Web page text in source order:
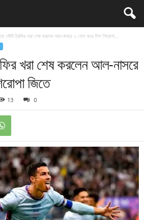
সৌদি ট্রফির খরা শেষ করলেন আল-নাসরে ২ গোল করে লিগ শিরোপা...
খরা শেষ করলেন আল-নাসরে
জিতে
13 0